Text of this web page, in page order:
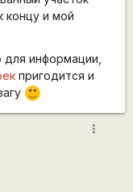
концу и мой
информации,
пригодится и
:)
more_vert